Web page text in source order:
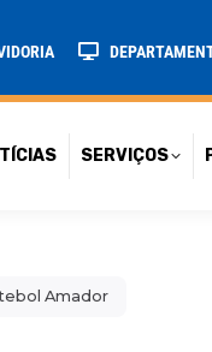
SERVIÇOS
Amador